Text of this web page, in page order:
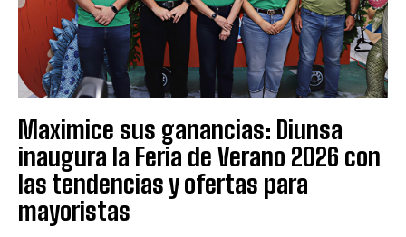
Maximice sus ganancias: Diunsa
inaugura la Feria de Verano 2026 con
las tendencias y ofertas para
mayoristas